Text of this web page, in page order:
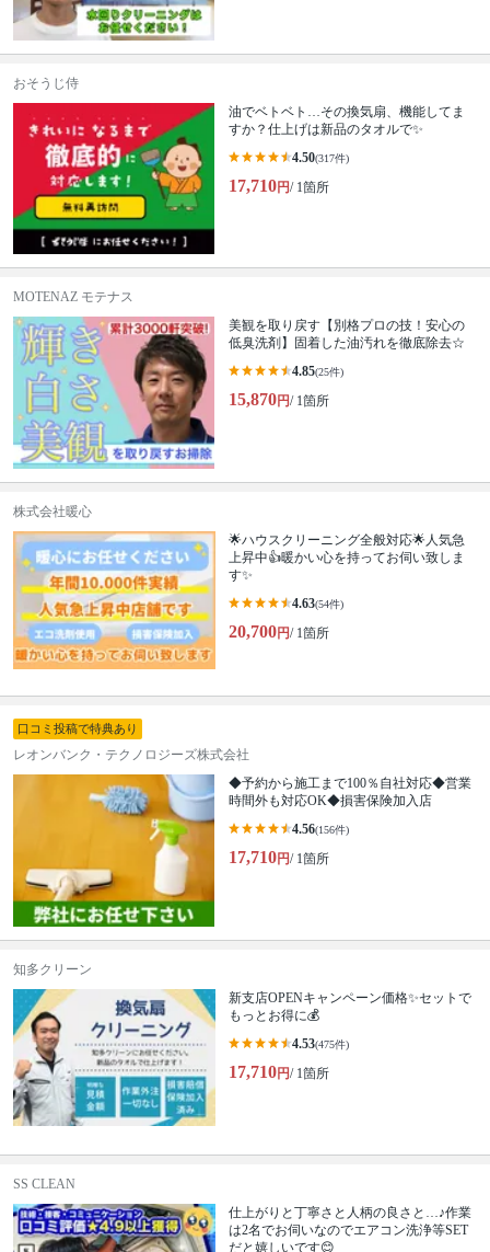
おそうじ侍
油でベトベト…その換気扇、機能してま
すか？仕上げは新品のタオルで✨
4.50(317件)
17,710円/ 1箇所
MOTENAZ モテナス
美観を取り戻す【別格プロの技！安心の
低臭洗剤】固着した油汚れを徹底除去☆
4.85(25件)
15,870円/ 1箇所
株式会社暖心
🌟ハウスクリーニング全般対応🌟人気急
上昇中👍暖かい心を持ってお伺い致しま
す✨
4.63(54件)
20,700円/ 1箇所
口コミ投稿で特典あり
レオンバンク・テクノロジーズ株式会社
◆予約から施工まで100％自社対応◆営業
時間外も対応OK◆損害保険加入店
4.56(156件)
17,710円/ 1箇所
知多クリーン
新支店OPENキャンペーン価格✨セットで
もっとお得に💰
4.53(475件)
17,710円/ 1箇所
SS CLEAN
仕上がりと丁寧さと人柄の良さと…♪作業
は2名でお伺いなのでエアコン洗浄等SET
だと嬉しいです😊